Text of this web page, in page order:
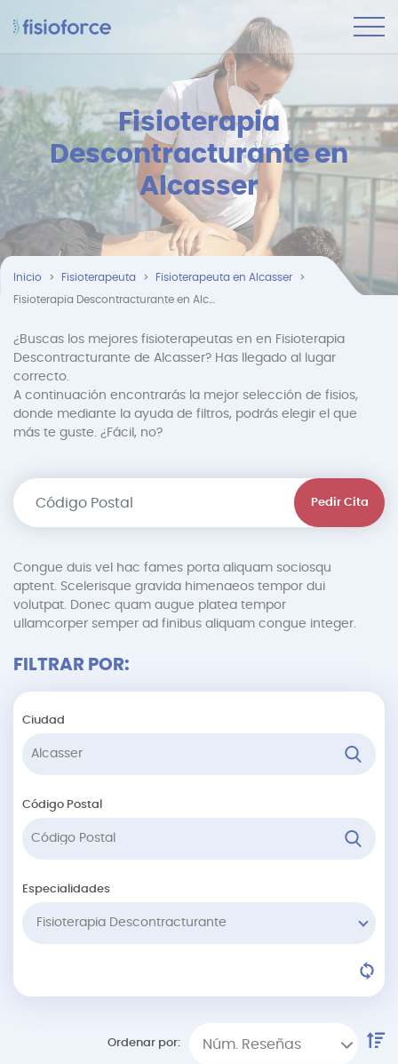
Fisioterapia
Descontracturante en
Alcasser
Inicio Fisioterapeuta Fisioterapeuta en Alcasser
¿Buscas los mejores fisioterapeutas en en Fisioterapia
Descontracturante de Alcasser? Has llegado al lugar
correcto.
A continuación encontrarás la mejor selección de fisios,
donde mediante la ayuda de filtros, podrás elegir el que
más te guste. ¿Fácil, no?
Pedir Cita
Congue duis vel hac fames porta aliquam sociosqu
aptent. Scelerisque gravida himenaeos tempor dui
volutpat. Donec quam augue platea tempor
ullamcorper semper ad finibus aliquam congue integer.
FILTRAR POR:
Ciudad
Código Postal
Especialidades
Fisioterapia Descontracturante
Ordenar por: Núm. Reseñas